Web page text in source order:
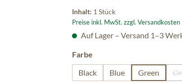
Inhalt: 1 Stück
Preise inkl. MwSt. zzgl. Versandkosten
Auf Lager – Versand 1–3
Farbe
Black
Blue Green